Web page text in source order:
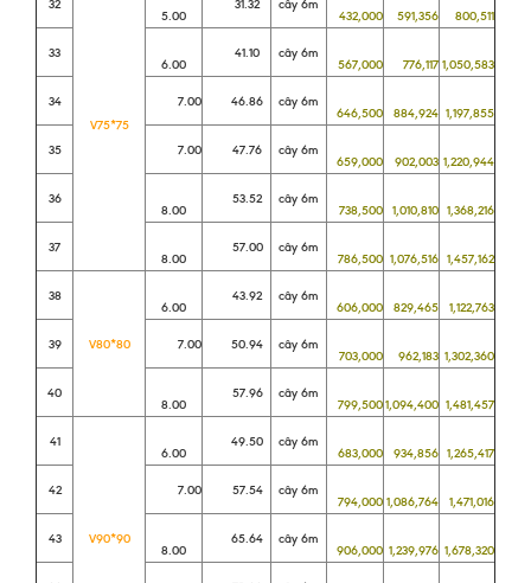
32
V75*75
5.00
31.32 cây 6m
432,000 591,356 800,511
33
6.00
41.10 cây 6m
567,000 776,117 1,050,583
34 7.00 46.86 cây 6m
646,500 884,924 1,197,855
35 7.00 47.76 cây 6m
659,000 902,003 1,220,944
36
8.00
53.52 cây 6m
738,500 1,010,810 1,368,216
37
8.00
57.00 cây 6m
786,500 1,076,516 1,457,162
38
V80*80
6.00
43.92 cây 6m
606,000 829,465 1,122,763
39 7.00 50.94 cây 6m
703,000 962,183 1,302,360
40
8.00
57.96 cây 6m
799,5001,094,400 1,481,457
41
V90*90
6.00
49.50 cây 6m
683,000 934,856 1,265,417
42 7.00 57.54 cây 6m
794,000 1,086,764 1,471,016
43
8.00
65.64 cây 6m
906,000 1,239,976 1,678,320